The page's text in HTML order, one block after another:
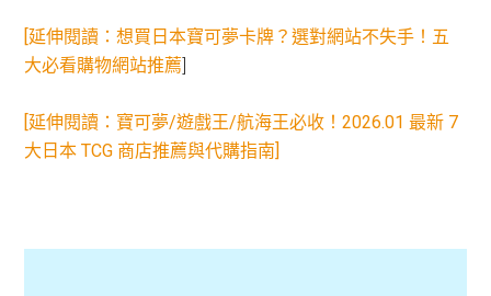
[延伸閱讀：想買日本寶可夢卡牌？選對網站不失手！五
大必看購物網站推薦]
[延伸閱讀： 寶可夢/遊戲王/航海王必收！2026.01 最新 7
大日本 TCG 商店推薦與代購指南]